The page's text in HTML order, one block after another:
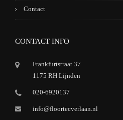
Contact
CONTACT INFO
Frankfurtstraat 37
1175 RH Lijnden
020-6920137
info@floortecverlaan.nl